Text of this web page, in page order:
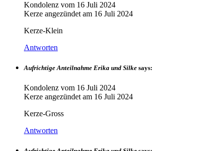
Kondolenz vom 16 Juli 2024
Kerze angezündet am 16 Juli 2024
Kerze-Klein
Antworten
Aufrichtige Anteilnahme Erika und Silke says:
Kondolenz vom 16 Juli 2024
Kerze angezündet am 16 Juli 2024
Kerze-Gross
Antworten